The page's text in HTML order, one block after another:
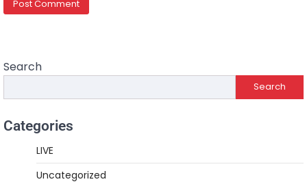
Search
Search
Categories
LIVE
Uncategorized